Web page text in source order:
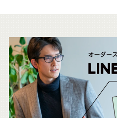
こ
ち
ら
も